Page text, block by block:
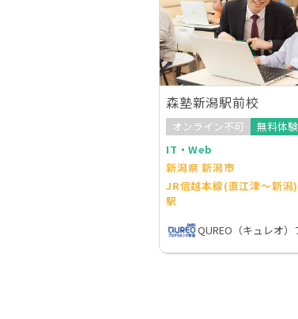
森塾新潟駅前校
オンライン不可
無料体
IT・Web
新潟県 新潟市
JR信越本線(直江津～新潟
駅